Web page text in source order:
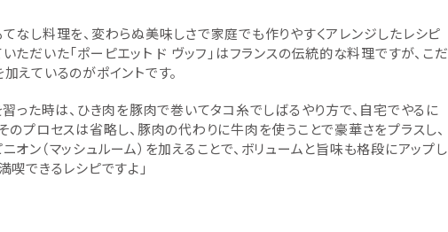
なし料理を、変わらぬ美味しさで家庭でも作りやすくアレンジしたレシピ
ただいた「ポーピエット ド ヴッフ」はフランスの伝統的な料理ですが、こだ
えているのがポイントです。
習った時は、ひき肉を豚肉で巻いてタコ糸でしばるやり方で、自宅でやるに
のプロセスは省略し、豚肉の代わりに牛肉を使うことで豪華さをプラスし、
オン（マッシュルーム）を加えることで、ボリュームと旨味も格段にアップし
喫できるレシピですよ」